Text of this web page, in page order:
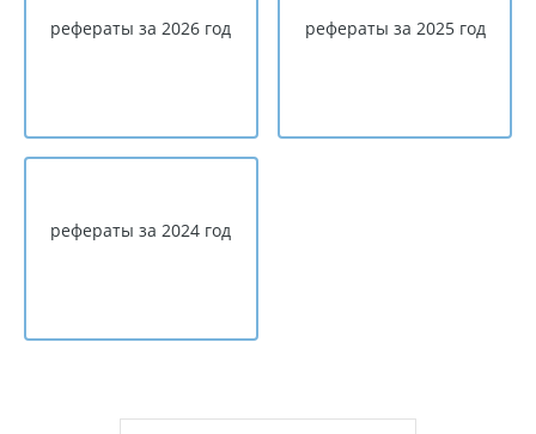
рефераты за 2026 год рефераты за 2025 год
рефераты за 2024 год